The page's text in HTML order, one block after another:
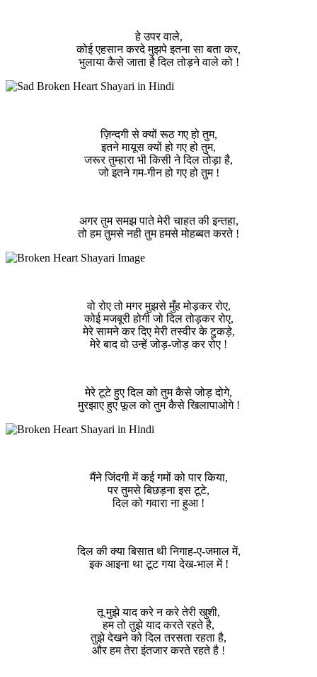
हे उपर वाले,
कोई एहसान करदे मुझपे इतना सा बता कर,
भुलाया कैसे जाता है दिल तोड़ने वाले को !
ज़िन्दगी से क्यों रूठ गए हो तुम,
इतने मायूस क्यों हो गए हो तुम,
जरूर तुम्हारा भी किसी ने दिल तोड़ा है,
जो इतने गम-गीन हो गए हो तुम !
अगर तुम समझ पाते मेरी चाहत की इन्तहा,
तो हम तुमसे नही तुम हमसे मोहब्बत करते !
वो रोए तो मगर मुझसे मुँह मोड़कर रोए,
कोई मजबूरी होगी जो दिल तोड़कर रोए,
मेरे सामने कर दिए मेरी तस्वीर के टुकड़े,
मेरे बाद वो उन्हें जोड़-जोड़ कर रोए !
मेरे टूटे हुए दिल को तुम कैसे जोड़ दोगे,
मुरझाए हुए फूल को तुम कैसे खिलापाओगे !
मैंने जिंदगी में कई गमों को पार किया,
पर तुमसे बिछड़ना इस टूटे,
दिल को गवारा ना हुआ !
दिल की क्या बिसात थी निगाह-ए-जमाल में,
इक आइना था टूट गया देख-भाल में !
तू मुझे याद करे न करे तेरी खुशी,
हम तो तुझे याद करते रहते है,
तुझे देखने को दिल तरसता रहता है,
और हम तेरा इंतजार करते रहते है !